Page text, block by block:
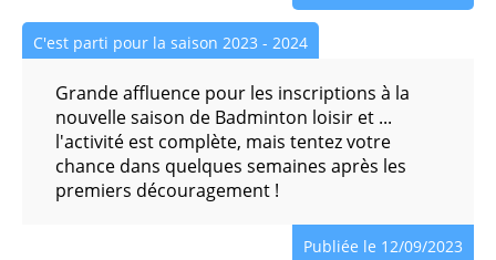
Hip Hop Break Dance
Initiation Danse Classique
Initiation Danse moderne
Yoga Enfants
C'est parti pour la saison 2023 - 2024
Grande affluence pour les inscriptions à la
nouvelle saison de Badminton loisir et ...
l'activité est complète, mais tentez votre
chance dans quelques semaines après les
premiers découragement !
Publiée le 12/09/2023